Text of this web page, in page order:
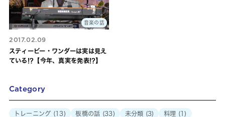
音楽の話
2017.02.09
スティービー・ワンダーは実は見え
ている!?【今年、真実を発表!?】
Category
トレーニング (13) 板橋の話 (33) 未分類 (3) 料理 (1)